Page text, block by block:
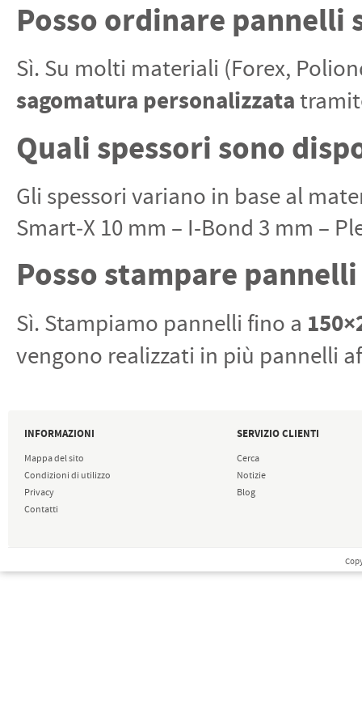
Posso ordinare pannelli
Sì. Su molti materiali (Forex,
sagomatura personalizzata
Quali spessori sono
Gli spessori variano in base al
Smart‑X 10 mm – I-Bond 3 mm –
Posso stampare
Sì. Stampiamo pannelli fino a
vengono realizzati in più pannelli
INFORMAZIONI
Mappa del sito
Condizioni di utilizzo
Privacy
Contatti
SERVIZIO CLIENTI
Cerca
Notizie
Blog